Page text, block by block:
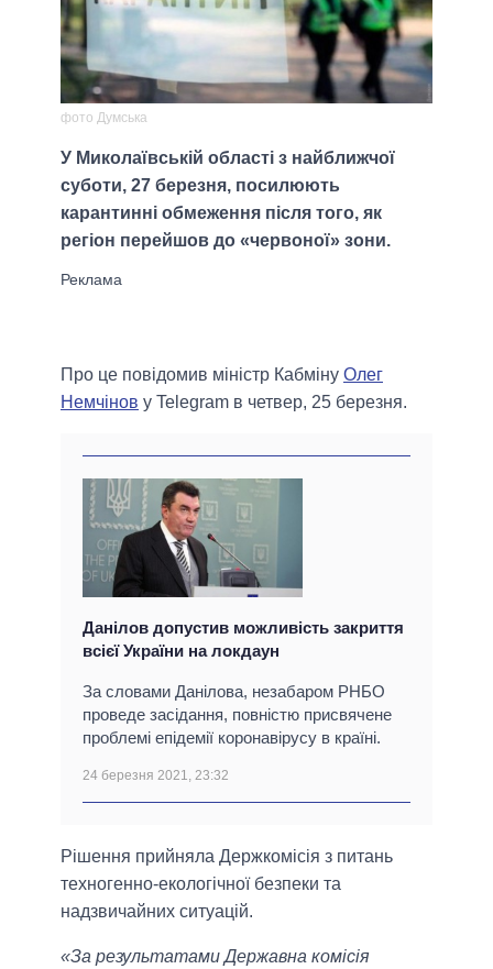
фото Думська
У Миколаївській області з найближчої
суботи, 27 березня, посилюють
карантинні обмеження після того, як
регіон перейшов до «червоної» зони.
Про це повідомив міністр Кабміну Олег
Немчінов у Telegram в четвер, 25 березня.
Данілов допустив можливість закриття
всієї України на локдаун
За словами Данілова, незабаром РНБО
проведе засідання, повністю присвячене
проблемі епідемії коронавірусу в країні.
24 березня 2021, 23:32
Рішення прийняла Держкомісія з питань
техногенно-екологічної безпеки та
надзвичайних ситуацій.
«За результатами Державна комісія